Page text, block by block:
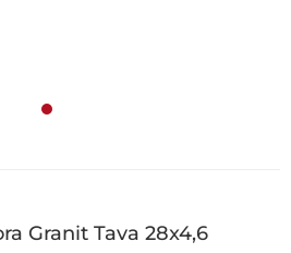
Granit Tava 28x4,6